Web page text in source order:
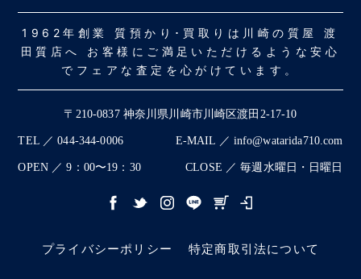
1962年創業 質預かり･買取りは川崎の質屋 渡
田質店へ お客様にご満足いただけるような安心
でフェアな査定を心がけています。
〒210-0837 神奈川県川崎市川崎区渡田2-17-10
TEL ／ 044-344-0006 E-MAIL ／ info@watarida710.com
OPEN ／ 9：00〜19：30 CLOSE ／ 毎週水曜日・日曜日
プライバシーポリシー 特定商取引法について